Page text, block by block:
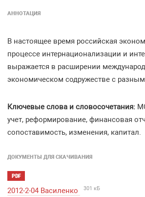
АННОТАЦИЯ
В настоящее время российская
процессе интернационализации и
выражается в расширении
экономическом содружестве с
Ключевые слова и словосочетания:
учет, реформирование, финансовая
сопоставимость, изменения, капитал.
ДОКУМЕНТЫ ДЛЯ СКАЧИВАНИЯ
PDF
2012-2-04 Василенко 301 кБ